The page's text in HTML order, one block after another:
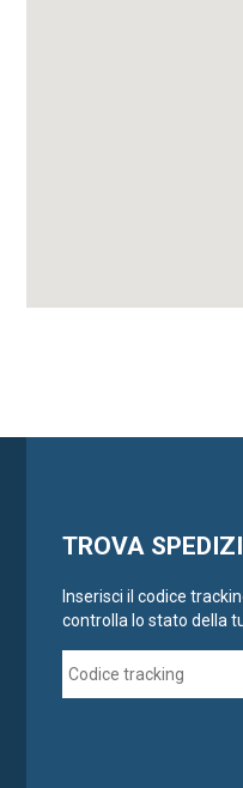
TROVA
Inserisci il codice
controlla lo stato della